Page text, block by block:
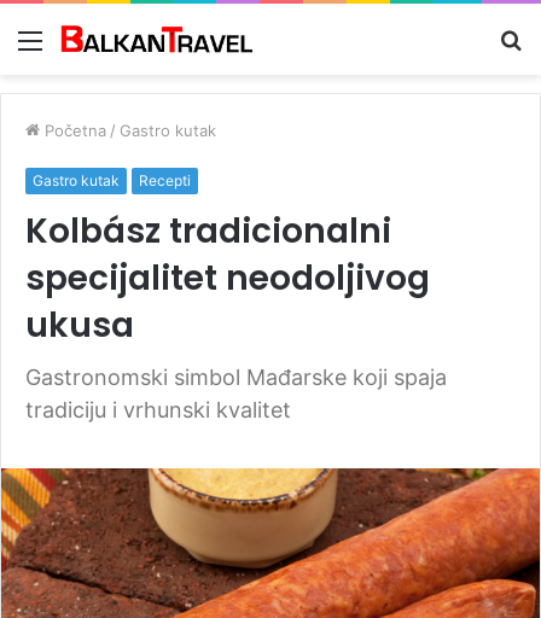
Meni
Početna / Gastro kutak
Gastro kutak Recepti
Kolbász tradicionalni
specijalitet neodoljivog
ukusa
Gastronomski simbol Mađarske koji spaja
tradiciju i vrhunski kvalitet